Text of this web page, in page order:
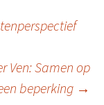
Ven: Samen op
beperking →